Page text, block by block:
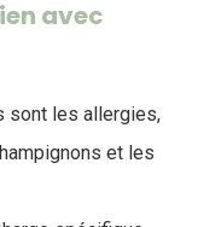
avec
sont les allergies,
et les